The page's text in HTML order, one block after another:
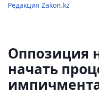
Редакция Zakon.kz
Оппозиция
начать